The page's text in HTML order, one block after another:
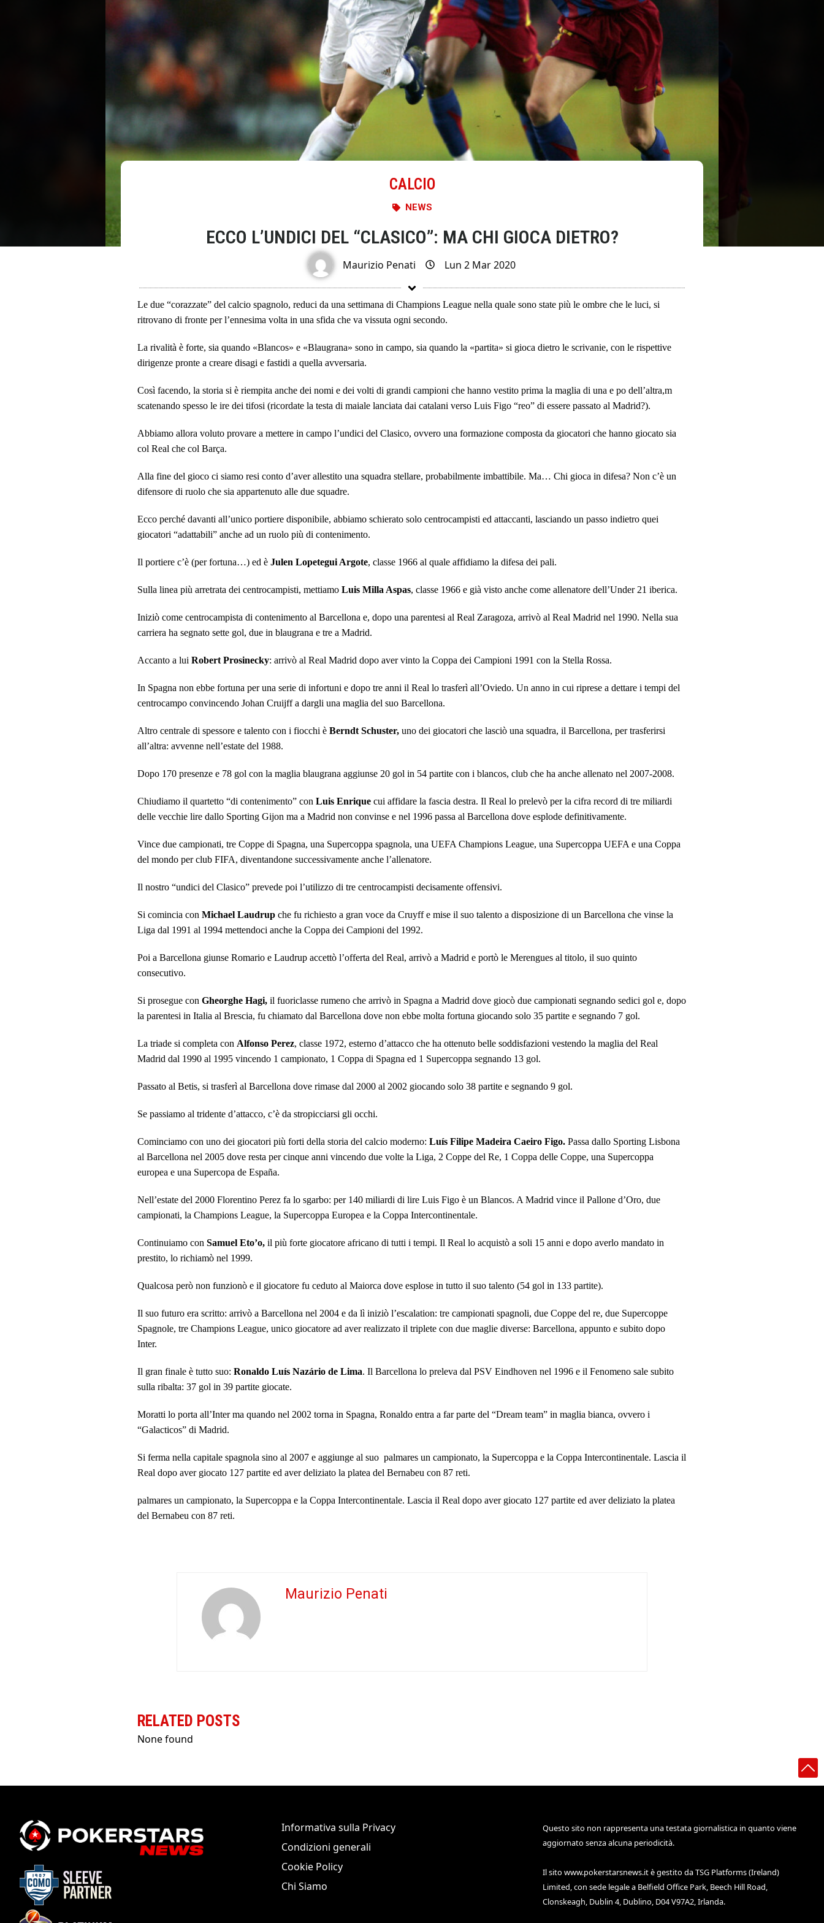
CALCIO
NEWS
ECCO L’UNDICI DEL “CLASICO”: MA CHI GIOCA DIETRO?
Maurizio Penati Lun 2 Mar 2020
Le due “corazzate” del calcio spagnolo, reduci da una settimana di Champions League nella quale sono state più le ombre che le luci, si
ritrovano di fronte per l’ennesima volta in una sfida che va vissuta ogni secondo.
La rivalità è forte, sia quando «Blancos» e «Blaugrana» sono in campo, sia quando la «partita» si gioca dietro le scrivanie, con le rispettive
dirigenze pronte a creare disagi e fastidi a quella avversaria.
Così facendo, la storia si è riempita anche dei nomi e dei volti di grandi campioni che hanno vestito prima la maglia di una e po dell’altra,m
scatenando spesso le ire dei tifosi (ricordate la testa di maiale lanciata dai catalani verso Luis Figo “reo” di essere passato al Madrid?).
Abbiamo allora voluto provare a mettere in campo l’undici del Clasico, ovvero una formazione composta da giocatori che hanno giocato sia
col Real che col Barça.
Alla fine del gioco ci siamo resi conto d’aver allestito una squadra stellare, probabilmente imbattibile. Ma… Chi gioca in difesa? Non c’è un
difensore di ruolo che sia appartenuto alle due squadre.
Ecco perché davanti all’unico portiere disponibile, abbiamo schierato solo centrocampisti ed attaccanti, lasciando un passo indietro quei
giocatori “adattabili” anche ad un ruolo più di contenimento.
Il portiere c’è (per fortuna…) ed è Julen Lopetegui Argote, classe 1966 al quale affidiamo la difesa dei pali.
Sulla linea più arretrata dei centrocampisti, mettiamo Luis Milla Aspas, classe 1966 e già visto anche come allenatore dell’Under 21 iberica.
Iniziò come centrocampista di contenimento al Barcellona e, dopo una parentesi al Real Zaragoza, arrivò al Real Madrid nel 1990. Nella sua
carriera ha segnato sette gol, due in blaugrana e tre a Madrid.
Accanto a lui Robert Prosinecky: arrivò al Real Madrid dopo aver vinto la Coppa dei Campioni 1991 con la Stella Rossa.
In Spagna non ebbe fortuna per una serie di infortuni e dopo tre anni il Real lo trasferì all’Oviedo. Un anno in cui riprese a dettare i tempi del
centrocampo convincendo Johan Cruijff a dargli una maglia del suo Barcellona.
Altro centrale di spessore e talento con i fiocchi è Berndt Schuster, uno dei giocatori che lasciò una squadra, il Barcellona, per trasferirsi
all’altra: avvenne nell’estate del 1988.
Dopo 170 presenze e 78 gol con la maglia blaugrana aggiunse 20 gol in 54 partite con i blancos, club che ha anche allenato nel 2007-2008.
Chiudiamo il quartetto “di contenimento” con Luis Enrique cui affidare la fascia destra. Il Real lo prelevò per la cifra record di tre miliardi
delle vecchie lire dallo Sporting Gijon ma a Madrid non convinse e nel 1996 passa al Barcellona dove esplode definitivamente.
Vince due campionati, tre Coppe di Spagna, una Supercoppa spagnola, una UEFA Champions League, una Supercoppa UEFA e una Coppa
del mondo per club FIFA, diventandone successivamente anche l’allenatore.
Il nostro “undici del Clasico” prevede poi l’utilizzo di tre centrocampisti decisamente offensivi.
Si comincia con Michael Laudrup che fu richiesto a gran voce da Cruyff e mise il suo talento a disposizione di un Barcellona che vinse la
Liga dal 1991 al 1994 mettendoci anche la Coppa dei Campioni del 1992.
Poi a Barcellona giunse Romario e Laudrup accettò l’offerta del Real, arrivò a Madrid e portò le Merengues al titolo, il suo quinto
consecutivo.
Si prosegue con Gheorghe Hagi, il fuoriclasse rumeno che arrivò in Spagna a Madrid dove giocò due campionati segnando sedici gol e, dopo
la parentesi in Italia al Brescia, fu chiamato dal Barcellona dove non ebbe molta fortuna giocando solo 35 partite e segnando 7 gol.
La triade si completa con Alfonso Perez, classe 1972, esterno d’attacco che ha ottenuto belle soddisfazioni vestendo la maglia del Real
Madrid dal 1990 al 1995 vincendo 1 campionato, 1 Coppa di Spagna ed 1 Supercoppa segnando 13 gol.
Passato al Betis, si trasferì al Barcellona dove rimase dal 2000 al 2002 giocando solo 38 partite e segnando 9 gol.
Se passiamo al tridente d’attacco, c’è da stropicciarsi gli occhi.
Cominciamo con uno dei giocatori più forti della storia del calcio moderno: Luís Filipe Madeira Caeiro Figo. Passa dallo Sporting Lisbona
al Barcellona nel 2005 dove resta per cinque anni vincendo due volte la Liga, 2 Coppe del Re, 1 Coppa delle Coppe, una Supercoppa
europea e una Supercopa de España.
Nell’estate del 2000 Florentino Perez fa lo sgarbo: per 140 miliardi di lire Luis Figo è un Blancos. A Madrid vince il Pallone d’Oro, due
campionati, la Champions League, la Supercoppa Europea e la Coppa Intercontinentale.
Continuiamo con Samuel Eto’o, il più forte giocatore africano di tutti i tempi. Il Real lo acquistò a soli 15 anni e dopo averlo mandato in
prestito, lo richiamò nel 1999.
Qualcosa però non funzionò e il giocatore fu ceduto al Maiorca dove esplose in tutto il suo talento (54 gol in 133 partite).
Il suo futuro era scritto: arrivò a Barcellona nel 2004 e da lì iniziò l’escalation: tre campionati spagnoli, due Coppe del re, due Supercoppe
Spagnole, tre Champions League, unico giocatore ad aver realizzato il triplete con due maglie diverse: Barcellona, appunto e subito dopo
Inter.
Il gran finale è tutto suo: Ronaldo Luís Nazário de Lima. Il Barcellona lo preleva dal PSV Eindhoven nel 1996 e il Fenomeno sale subito
sulla ribalta: 37 gol in 39 partite giocate.
Moratti lo porta all’Inter ma quando nel 2002 torna in Spagna, Ronaldo entra a far parte del “Dream team” in maglia bianca, ovvero i
“Galacticos” di Madrid.
Si ferma nella capitale spagnola sino al 2007 e aggiunge al suo palmares un campionato, la Supercoppa e la Coppa Intercontinentale. Lascia il
Real dopo aver giocato 127 partite ed aver deliziato la platea del Bernabeu con 87 reti.
palmares un campionato, la Supercoppa e la Coppa Intercontinentale. Lascia il Real dopo aver giocato 127 partite ed aver deliziato la platea
del Bernabeu con 87 reti.
Maurizio Penati
RELATED POSTS
None found
Informativa sulla Privacy
Condizioni generali
Cookie Policy
Chi Siamo
Questo sito non rappresenta una testata giornalistica in quanto viene
aggiornato senza alcuna periodicità.
Il sitowww.pokerstarsnews.itè gestito da TSG Platforms (Ireland)
Limited, con sede legale a Belfield Office Park, Beech Hill Road,
Clonskeagh, Dublin 4, Dublino, D04 V97A2, Irlanda.